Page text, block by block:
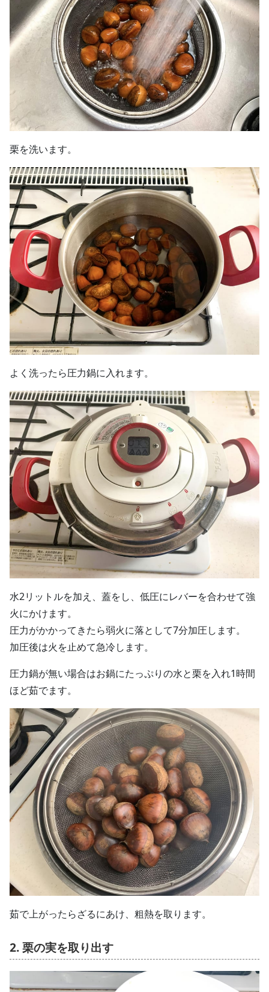
栗を洗います。
よく洗ったら圧力鍋に入れます。
水2リットルを加え、蓋をし、低圧にレバーを合わせて強
火にかけます。
圧力がかかってきたら弱火に落として7分加圧します。
加圧後は火を止めて急冷します。
圧力鍋が無い場合はお鍋にたっぷりの水と栗を入れ1時間
ほど茹でます。
茹で上がったらざるにあけ、粗熱を取ります。
2. 栗の実を取り出す